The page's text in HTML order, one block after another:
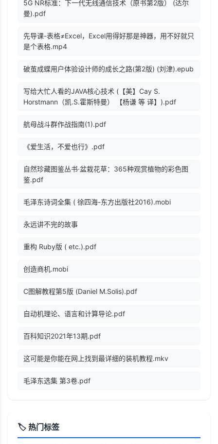
5G NR标准：下一代无线通信技术（原书第2版） (达尔
曼).pdf
先导课-表格≠Excel，Excel用得好那是神器，用不好就只
是个表格.mp4
破茧成蝶用户体验设计师的成长之路(第2版) (刘津).epub
写给大忙人看的JAVA核心技术 (【美】Cay S.
Horstmann（凯.S.霍斯特曼） 【杨谦 等 译】).pdf
航母战斗群作战指南(1).pdf
《爱生活，不爱也行》.pdf
自然珍藏图鉴丛书·盆栽花草：365种观赏植物的彩色图
鉴.pdf
毛泽东诗词全集 ( 徐四海-东方出版社2016).mobi
永远讲不完的故事
重构 Ruby版 ( etc.).pdf
创造商机.mobi
C图解教程第5版 (Daniel M.Solis).pdf
自动机理论、语言和计算导论.pdf
百科知识2021年13期.pdf
这可能是你能在网上找到最详细的装机教程.mkv
毛泽东选集 第3卷.pdf
🏷️ 热门标签